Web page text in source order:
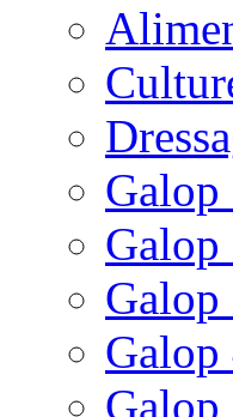
Galop
Galop
Galop
Galop
Galop